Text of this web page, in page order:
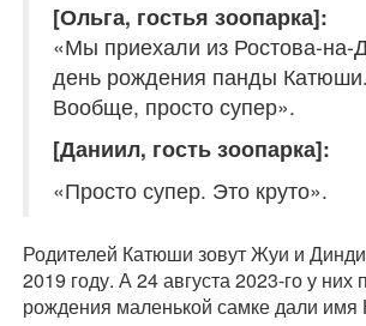
[Ольга, гостья зоопарка]:
«Мы приехали из Ростова-на-
день рождения панды
Вообще, просто супер».
[Даниил, гость зоопарка]:
«Просто супер. Это круто».
Родителей Катюши зовут Жуи и
2019 году. А 24 августа 2023-го у
рождения маленькой самке дали